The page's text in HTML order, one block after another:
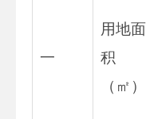
一
用地面
积
（㎡）